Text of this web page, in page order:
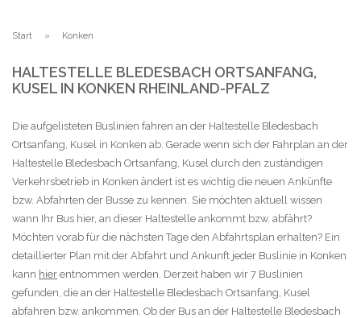
Start Konken
HALTESTELLE BLEDESBACH ORTSANFANG,
KUSEL IN KONKEN RHEINLAND-PFALZ
Die aufgelisteten Buslinien fahren an der Haltestelle Bledesbach
Ortsanfang, Kusel in Konken ab. Gerade wenn sich der Fahrplan an der
Haltestelle Bledesbach Ortsanfang, Kusel durch den zuständigen
Verkehrsbetrieb in Konken ändert ist es wichtig die neuen Ankünfte
bzw. Abfahrten der Busse zu kennen. Sie möchten aktuell wissen
wann Ihr Bus hier, an dieser Haltestelle ankommt bzw. abfährt?
Möchten vorab für die nächsten Tage den Abfahrtsplan erhalten? Ein
detaillierter Plan mit der Abfahrt und Ankunft jeder Buslinie in Konken
kann hier entnommen werden. Derzeit haben wir 7 Buslinien
gefunden, die an der Haltestelle Bledesbach Ortsanfang, Kusel
abfahren bzw. ankommen. Ob der Bus an der Haltestelle Bledesbach